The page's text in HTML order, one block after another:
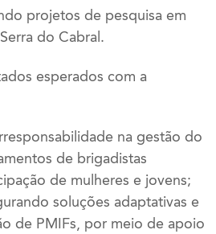
projetos de pesquisa em
do Cabral.
esperados com a
na gestão do
de brigadistas
de mulheres e jovens;
soluções adaptativas e
de PMIFs, por meio de apoio